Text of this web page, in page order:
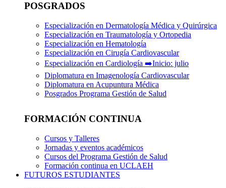
POSGRADOS
Especialización en Dermatología Médica y Quirúrgica
Especialización en Traumatología y Ortopedia
Especialización en Hematología
Especialización en Cirugía Cardiovascular
Especialización en Cardiología ➡️Inicio: julio
Diplomatura en Imagenología Cardiovascular
Diplomatura en Acupuntura Médica
Posgrados Programa Gestión de Salud
FORMACIÓN CONTINUA
Cursos y Talleres
Jornadas y eventos académicos
Cursos del Programa Gestión de Salud
Formación continua en UCLAEH
FUTUROS ESTUDIANTES